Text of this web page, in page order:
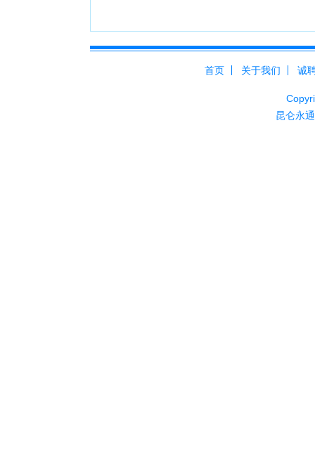
首页 关于我们 诚
昆仑永